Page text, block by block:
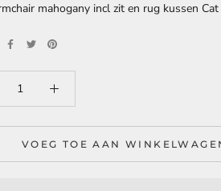
mahogany incl zit en rug kussen
VOEG TOE AAN